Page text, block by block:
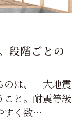
段階ごとの
は、「大地震
こと。耐震等級
すく数…